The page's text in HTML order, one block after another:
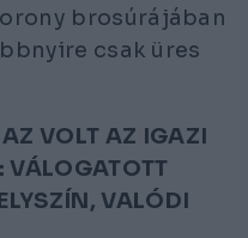
brosúrájában
csak üres
VOLT AZ IGAZI
VÁLOGATOTT
VALÓDI